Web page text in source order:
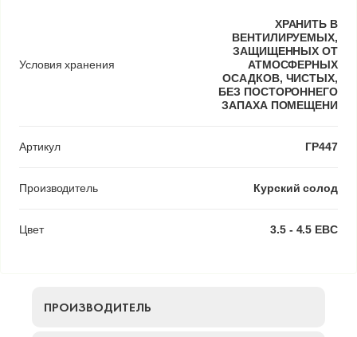
Условия хранения
ХРАНИТЬ В
ВЕНТИЛИРУЕМЫХ,
ЗАЩИЩЕННЫХ ОТ
АТМОСФЕРНЫХ
ОСАДКОВ, ЧИСТЫХ,
БЕЗ ПОСТОРОННЕГО
ЗАПАХА ПОМЕЩЕНИ
Артикул ГР447
Производитель Курский солод
Цвет 3.5 - 4.5 EBC
ПРОИЗВОДИТЕЛЬ